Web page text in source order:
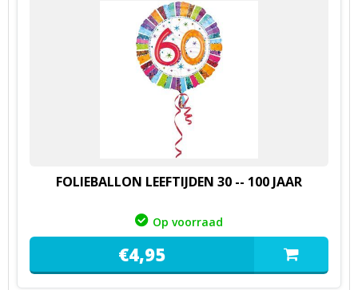
FOLIEBALLON LEEFTIJDEN 30 -- 100 JAAR
Op voorraad
€4,95